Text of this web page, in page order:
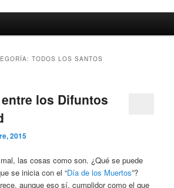
un poco de ciencia
TODOS LOS SANTOS
los Difuntos
2015
las cosas como son. ¿Qué se puede
se inicia con el “Día de los Muertos”?
aunque eso sí, cumplidor como el que